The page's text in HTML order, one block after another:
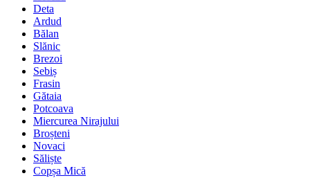
Deta
Ardud
Bălan
Slănic
Brezoi
Sebiș
Frasin
Gătaia
Potcoava
Miercurea Nirajului
Broșteni
Novaci
Săliște
Copșa Mică